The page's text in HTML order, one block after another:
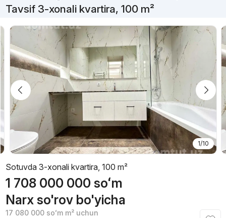
Tavsif 3-xonali kvartira, 100 m²
1/10
Sotuvda 3-xonali kvartira, 100 m²
1 708 000 000 soʻm
Narx so'rov bo'yicha
17 080 000 soʻmm² uchun